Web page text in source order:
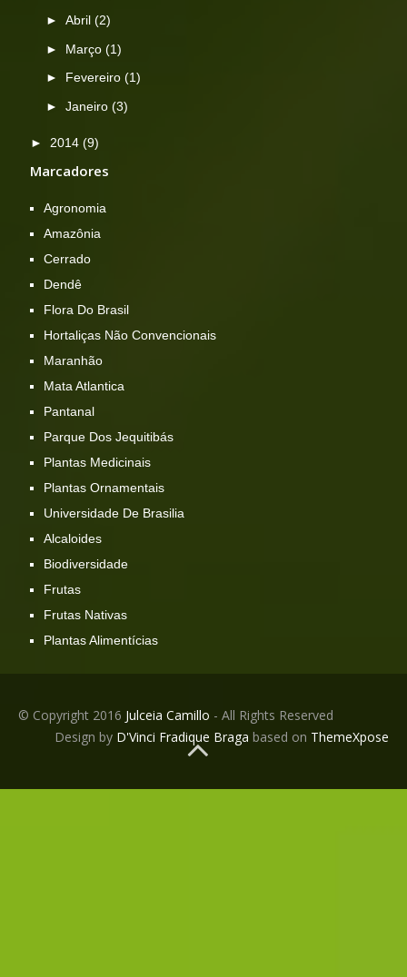
►Abril(2)
► Março(1)
► Fevereiro(1)
►Janeiro(3)
► 2014(9)
Marcadores
Agronomia
Amazônia
Cerrado
Dendê
Flora Do Brasil
Hortaliças Não Convencionais
Maranhão
Mata Atlantica
Pantanal
Parque Dos Jequitibás
Plantas Medicinais
Plantas Ornamentais
Universidade De Brasilia
Alcaloides
Biodiversidade
Frutas
Frutas Nativas
Plantas Alimentícias
© Copyright 2016 Julceia Camillo - All Rights Reserved
Design by D'Vinci Fradique Braga based on ThemeXpose
BACK TO TOP